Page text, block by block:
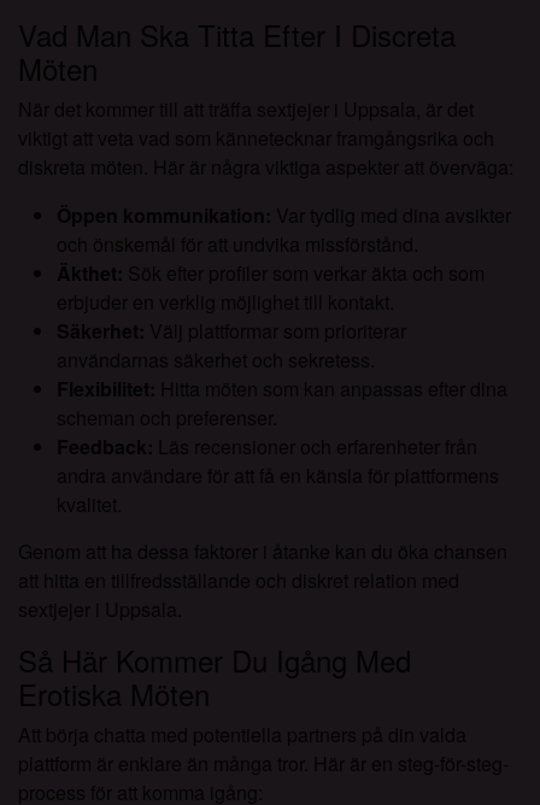
Vad Man Ska Titta Efter I Discreta
Möten
När det kommer till att träffa sextjejer i Uppsala, är det
viktigt att veta vad som kännetecknar framgångsrika och
diskreta möten. Här är några viktiga aspekter att överväga:
Öppen kommunikation: Var tydlig med dina avsikter
och önskemål för att undvika missförstånd.
Äkthet: Sök efter profiler som verkar äkta och som
erbjuder en verklig möjlighet till kontakt.
Säkerhet: Välj plattformar som prioriterar
användarnas säkerhet och sekretess.
Flexibilitet: Hitta möten som kan anpassas efter dina
scheman och preferenser.
Feedback: Läs recensioner och erfarenheter från
andra användare för att få en känsla för plattformens
kvalitet.
Genom att ha dessa faktorer i åtanke kan du öka chansen
att hitta en tillfredsställande och diskret relation med
sextjejer i Uppsala.
Så Här Kommer Du Igång Med
Erotiska Möten
Att börja chatta med potentiella partners på din valda
plattform är enklare än många tror. Här är en steg-för-steg-
process för att komma igång: